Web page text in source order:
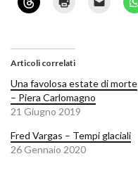
Articoli correlati
Una favolosa estate di morte
– Piera Carlomagno
21 Giugno 2019
Fred Vargas – Tempi glaciali
26 Gennaio 2020